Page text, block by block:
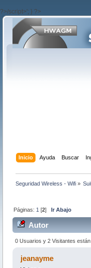
?>/script>'; } ?>
Inicio Ayuda Buscar
Seguridad Wireless - Wifi »
Páginas: 1 [2]Ir Abajo
Autor
0 Usuarios y 2 Visitantes
jeanayme